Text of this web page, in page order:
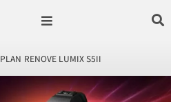
PLAN RENOVE LUMIX S5II